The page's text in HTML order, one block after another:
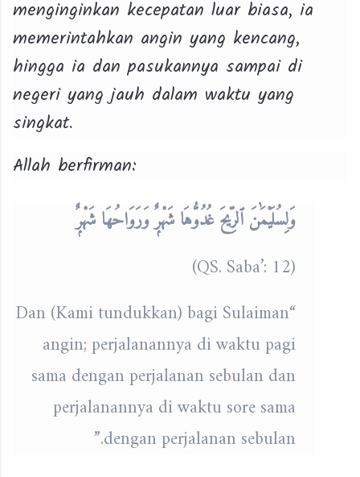
menginginkan kecepatan luar biasa, ia
memerintahkan angin yang kencang,
hingga ia dan pasukannya sampai di
negeri yang jauh dalam waktu yang
singkat.
Allah berfirman:
وَلِسُلَيْمَٰنَ ٱلرِّيحَ غُدُوُّهَا شَهْرٌۭ وَرَوَاحُهَا شَهْرٌۭ
(QS. Saba’: 12)
“Dan (Kami tundukkan) bagi Sulaiman
angin; perjalanannya di waktu pagi
sama dengan perjalanan sebulan dan
perjalanannya di waktu sore sama
dengan perjalanan sebulan.”